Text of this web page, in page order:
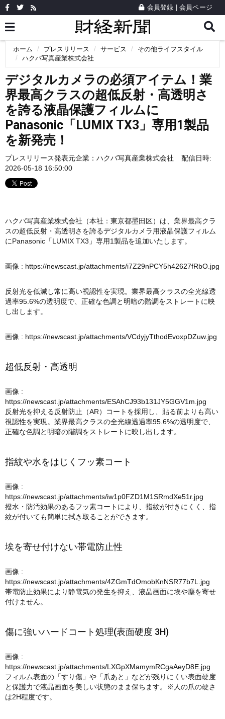
会員登録 会員ページ
ホーム プレスリリース サービス
その他ライフスタイル
ハクバ写真産業株式会社
デジタルカメラの必須アイテム！業
界最高クラスの超低反射・高透明さ
を誇る液晶保護フィルムに
Panasonic「LUMIX TX3」専用1製品
を新発売！
プレスリリース発表元企業： ハクバ写真産業株式会社
配信日時:
2026-05-18 16:50:00
ハクバ写真産業株式会社（本社：東京都墨田区）は、業界最高クラ
スの超低反射・高透明さを誇るデジタルカメラ用液晶保護フィルム
にPanasonic「LUMIX TX3」専用1製品を追加いたします。
画像 : https://newscast.jp/attachments/i7Z29nPCY5h42627fRbO.jpg
反射光を低減し常に高い視認性を実現。業界最高クラスの全光線透
過率95.6%の透明度で、正確な色調と明暗の階調をストレートに映
し出します。
画像 : https://newscast.jp/attachments/VCdyjyTthodEvoxpDZuw.jpg
超低反射・高透明
画像 :
https://newscast.jp/attachments/ESAhCJ93b131JY5GGV1m.jpg
反射光を抑える反射防止（AR）コートを採用し、貼る前よりも高い
視認性を実現。業界最高クラスの全光線透過率95.6%の透明度で、
正確な色調と明暗の階調をストレートに映し出します。
指紋や水をはじくフッ素コート
画像 :
https://newscast.jp/attachments/iw1p0FZD1M1SRmdXe51r.jpg
撥水・防汚効果のあるフッ素コートにより、指紋が付きにくく、指
紋が付いても簡単に拭き取ることができます。
埃を寄せ付けない帯電防止性
画像 :
https://newscast.jp/attachments/4ZGmTdOmobKnNSR77b7L.jpg
帯電防止効果により静電気の発生を抑え、液晶画面に埃や塵を寄せ
付けません。
傷に強いハードコート処理(表面硬度 3H)
画像 :
https://newscast.jp/attachments/LXGpXMamymRCgaAeyD8E.jpg
フィルム表面の「すり傷」や「爪あと」などが残りにくい表面硬度
と保護力で液晶画面を美しい状態のまま保ちます。※人の爪の硬さ
は2H程度です。